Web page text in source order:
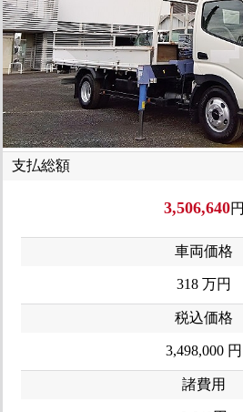
支払総額
3,506,640円
車両価格
318 万円
税込価格
3,498,000 円
諸費用